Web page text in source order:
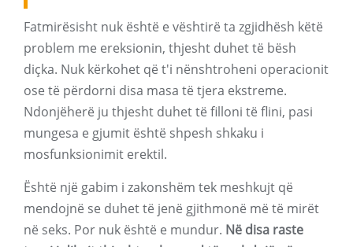
Fatmirësisht nuk është e vështirë ta zgjidhësh këtë
problem me ereksionin, thjesht duhet të bësh
diçka. Nuk kërkohet që t'i nënshtroheni operacionit
ose të përdorni disa masa të tjera ekstreme.
Ndonjëherë ju thjesht duhet të filloni të flini, pasi
mungesa e gjumit është shpesh shkaku i
mosfunksionimit erektil.
Është një gabim i zakonshëm tek meshkujt që
mendojnë se duhet të jenë gjithmonë më të mirët
në seks. Por nuk është e mundur. Në disa raste